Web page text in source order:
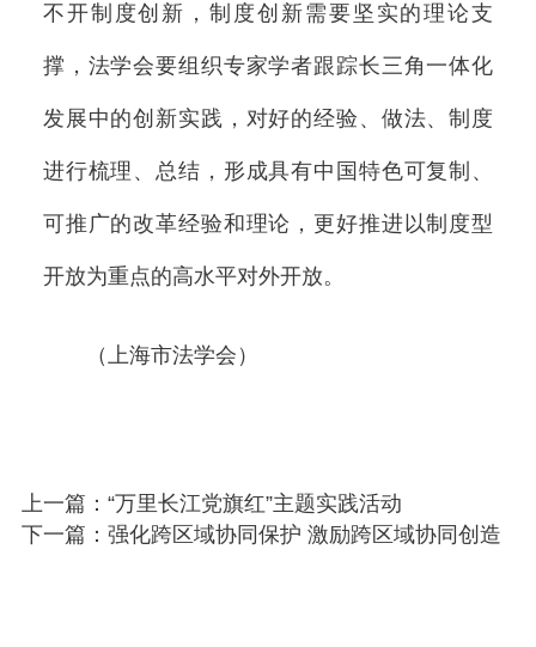
不开制度创新，制度创新需要坚实的理论支
撑，法学会要组织专家学者跟踪长三角一体化
发展中的创新实践，对好的经验、做法、制度
进行梳理、总结，形成具有中国特色可复制、
可推广的改革经验和理论，更好推进以制度型
开放为重点的高水平对外开放。
（上海市法学会）
上一篇：“万里长江党旗红”主题实践活动
下一篇：强化跨区域协同保护 激励跨区域协同创造